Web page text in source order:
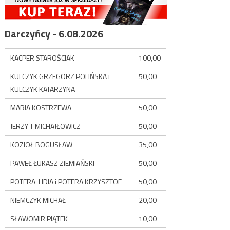
Darczyńcy - 6.08.2026
KACPER STAROŚCIAK
100,00
KULCZYK GRZEGORZ POLIŃSKA i
KULCZYK KATARZYNA
50,00
MARIA KOSTRZEWA
50,00
JERZY T MICHAJŁOWICZ
50,00
KOZIOŁ BOGUSŁAW
35,00
PAWEŁ ŁUKASZ ZIEMIAŃSKI
50,00
POTERA LIDIA i POTERA KRZYSZTOF
50,00
NIEMCZYK MICHAŁ
20,00
SŁAWOMIR PIĄTEK
10,00